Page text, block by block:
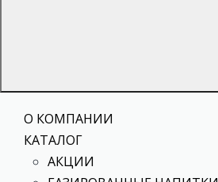
О КОМПАНИИ
КАТАЛОГ
АКЦИИ